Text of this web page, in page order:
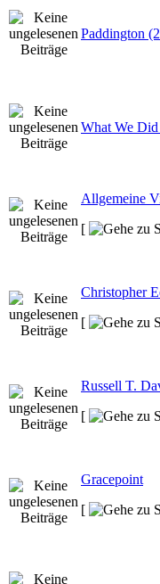
Paddington
What We
Allgemeine
[
Christopher
[
Russell T.
[
Gracepoint
[